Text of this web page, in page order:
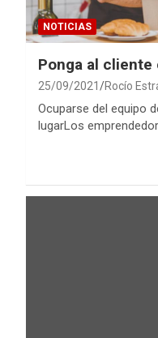
NOTICIAS
Ponga al
25/09/2021 Rocío
Ocuparse del equipo
lugarLos